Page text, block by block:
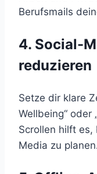
Berufsmails
4. Social-
reduzieren
Setze dir klare
Wellbeing“ oder
Scrollen hilft
Media zu